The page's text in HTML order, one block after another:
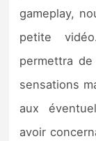
Autres
Previews
gameplay,
petite
permettra
sensations
aux
avoir